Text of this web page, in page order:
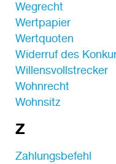
Wegrecht
Wertpapier
Wertquoten
Widerruf des
Willensvollstrecker
Wohnrecht
Wohnsitz
Z
Zahlungsbefehl